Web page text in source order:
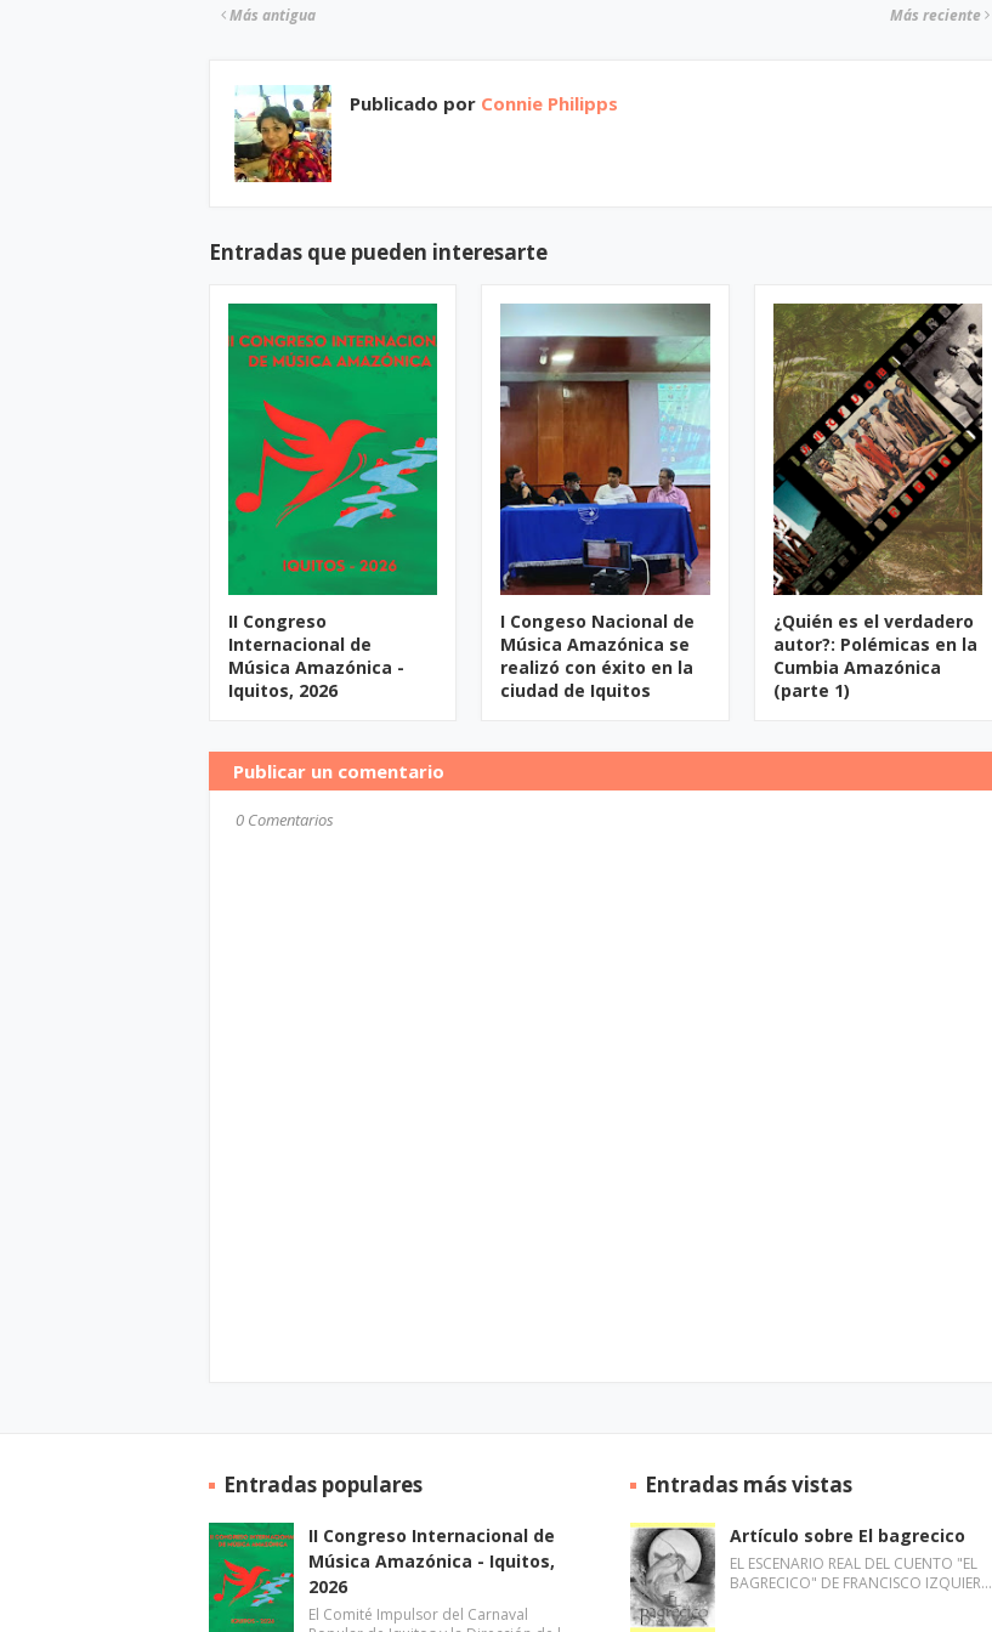
Más reciente
Más antigua
Publicado por Connie Philipps
Entradas que pueden interesarte
II Congreso
Internacional de
Música Amazónica -
Iquitos, 2026
I Congeso Nacional de
Música Amazónica se
realizó con éxito en la
ciudad de Iquitos
¿Quién es el verdadero
autor?: Polémicas en la
Cumbia Amazónica
(parte 1)
Publicar un comentario
0 Comentarios
Entradas populares
II Congreso Internacional de
Música Amazónica - Iquitos,
2026
El Comité Impulsor del Carnaval
Entradas más vistas
Artículo sobre El bagrecico
EL ESCENARIO REAL DEL CUENTO "EL
BAGRECICO" DE FRANCISCO IZQUIER…